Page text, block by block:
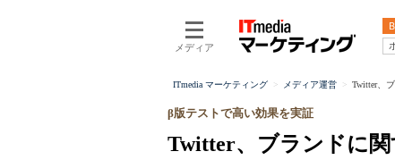
メディア
ITmedia マーケティング メディア運営 Twitter、
Twitter、ブランドに
β版テストで高い効果を実証